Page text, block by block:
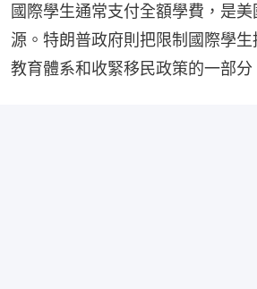
國際學生通常支付全額學費，是
源。特朗普政府則把限制國際學
教育體系和收緊移民政策的一部分